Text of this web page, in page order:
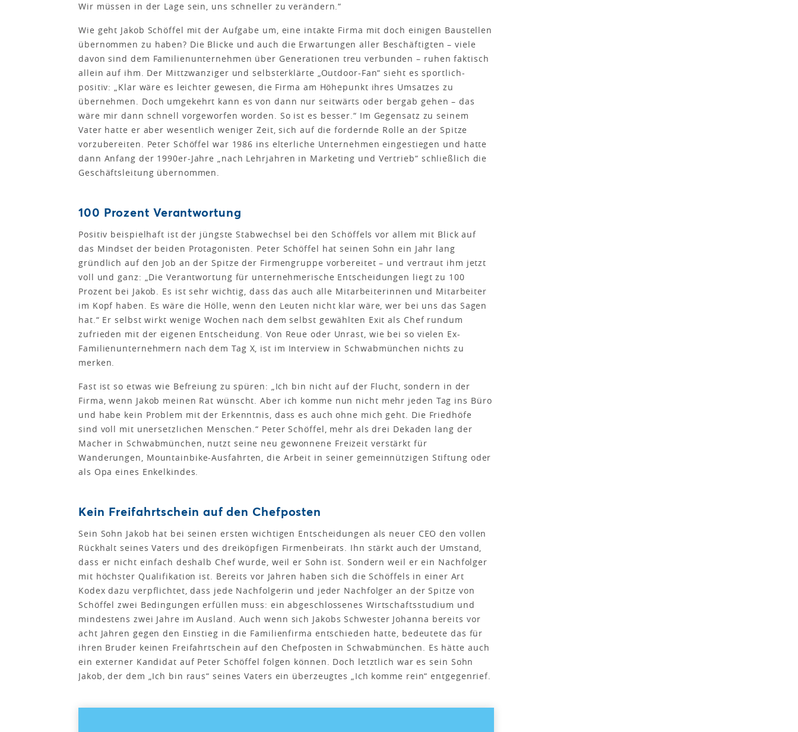
Wir müssen in der Lage sein, uns schneller zu verändern.“
Wie geht Jakob Schöffel mit der Aufgabe um, eine intakte Firma mit doch einigen Baustellen
übernommen zu haben? Die Blicke und auch die Erwartungen aller Beschäftigten – viele
davon sind dem Familienunternehmen über Generationen treu verbunden – ruhen faktisch
allein auf ihm. Der Mittzwanziger und selbsterklärte „Outdoor-Fan“ sieht es sportlich-
positiv: „Klar wäre es leichter gewesen, die Firma am Höhepunkt ihres Umsatzes zu
übernehmen. Doch umgekehrt kann es von dann nur seitwärts oder bergab gehen – das
wäre mir dann schnell vorgeworfen worden. So ist es besser.“ Im Gegensatz zu seinem
Vater hatte er aber wesentlich weniger Zeit, sich auf die fordernde Rolle an der Spitze
vorzubereiten. Peter Schöffel war 1986 ins elterliche Unternehmen eingestiegen und hatte
dann Anfang der 1990er-Jahre „nach Lehrjahren in Marketing und Vertrieb“ schließlich die
Geschäftsleitung übernommen.
100 Prozent Verantwortung
Positiv beispielhaft ist der jüngste Stabwechsel bei den Schöffels vor allem mit Blick auf
das Mindset der beiden Protagonisten. Peter Schöffel hat seinen Sohn ein Jahr lang
gründlich auf den Job an der Spitze der Firmengruppe vorbereitet – und vertraut ihm jetzt
voll und ganz: „Die Verantwortung für unternehmerische Entscheidungen liegt zu 100
Prozent bei Jakob. Es ist sehr wichtig, dass das auch alle Mitarbeiterinnen und Mitarbeiter
im Kopf haben. Es wäre die Hölle, wenn den Leuten nicht klar wäre, wer bei uns das Sagen
hat.“ Er selbst wirkt wenige Wochen nach dem selbst gewählten Exit als Chef rundum
zufrieden mit der eigenen Entscheidung. Von Reue oder Unrast, wie bei so vielen Ex-
Familienunternehmern nach dem Tag X, ist im Interview in Schwabmünchen nichts zu
merken.
Fast ist so etwas wie Befreiung zu spüren: „Ich bin nicht auf der Flucht, sondern in der
Firma, wenn Jakob meinen Rat wünscht. Aber ich komme nun nicht mehr jeden Tag ins Büro
und habe kein Problem mit der Erkenntnis, dass es auch ohne mich geht. Die Friedhöfe
sind voll mit unersetzlichen Menschen.“ Peter Schöffel, mehr als drei Dekaden lang der
Macher in Schwabmünchen, nutzt seine neu gewonnene Freizeit verstärkt für
Wanderungen, Mountainbike-Ausfahrten, die Arbeit in seiner gemeinnützigen Stiftung oder
als Opa eines Enkelkindes.
Kein Freifahrtschein auf den Chefposten
Sein Sohn Jakob hat bei seinen ersten wichtigen Entscheidungen als neuer CEO den vollen
Rückhalt seines Vaters und des dreiköpfigen Firmenbeirats. Ihn stärkt auch der Umstand,
dass er nicht einfach deshalb Chef wurde, weil er Sohn ist. Sondern weil er ein Nachfolger
mit höchster Qualifikation ist. Bereits vor Jahren haben sich die Schöffels in einer Art
Kodex dazu verpflichtet, dass jede Nachfolgerin und jeder Nachfolger an der Spitze von
Schöffel zwei Bedingungen erfüllen muss: ein abgeschlossenes Wirtschaftsstudium und
mindestens zwei Jahre im Ausland. Auch wenn sich Jakobs Schwester Johanna bereits vor
acht Jahren gegen den Einstieg in die Familienfirma entschieden hatte, bedeutete das für
ihren Bruder keinen Freifahrtschein auf den Chefposten in Schwabmünchen. Es hätte auch
ein externer Kandidat auf Peter Schöffel folgen können. Doch letztlich war es sein Sohn
Jakob, der dem „Ich bin raus“ seines Vaters ein überzeugtes „Ich komme rein“ entgegenrief.